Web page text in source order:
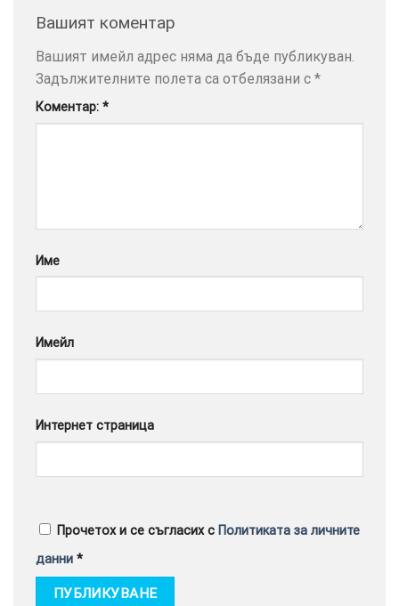
Вашият коментар
Вашият имейл адрес няма да бъде публикуван.
Задължителните полета са отбелязани с *
Коментар: *
Име
Имейл
Интернет страница
Прочетох и се съгласих с Политиката за личните
данни *
ДА
НАМЕРИТЕ
ТУК.
УСЛУГИ ОПЦИИ